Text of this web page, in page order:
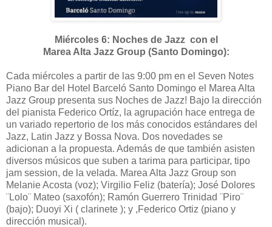
Miércoles 6: Noches de Jazz con el
Marea Alta Jazz Group (Santo Domingo):
Cada miércoles a partir de las 9:00 pm en el Seven Notes
Piano Bar del Hotel Barceló Santo Domingo el Marea Alta
Jazz Group presenta sus Noches de Jazz! Bajo la dirección
del pianista Federico Ortíz, la agrupación hace entrega de
un variado repertorio de los más conocidos estándares del
Jazz, Latin Jazz y Bossa Nova. Dos novedades se
adicionan a la propuesta. Además de que también asisten
diversos músicos que suben a tarima para participar, tipo
jam session, de la velada. Marea Alta Jazz Group son
Melanie Acosta (voz); Virgilio Feliz (batería); José Dolores
¨Lolo¨ Mateo (saxofón); Ramón Guerrero Trinidad ¨Piro¨
(bajo); Duoyi Xi ( clarinete ); y ,Federico Ortiz (piano y
dirección musical).